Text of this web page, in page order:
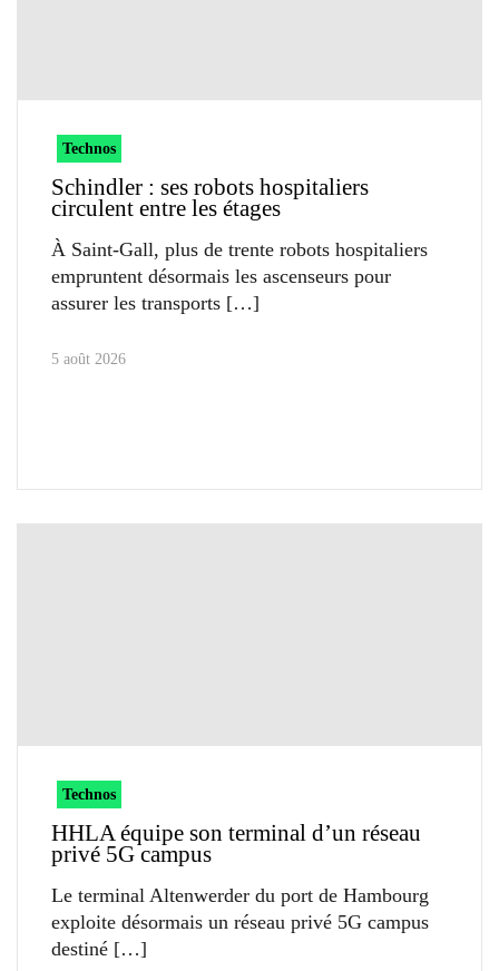
Technos
Schindler : ses robots hospitaliers
circulent entre les étages
À Saint-Gall, plus de trente robots hospitaliers
empruntent désormais les ascenseurs pour
assurer les transports
5 août 2026
Technos
HHLA équipe son terminal d’un réseau
privé 5G campus
Le terminal Altenwerder du port de Hambourg
exploite désormais un réseau privé 5G campus
destiné